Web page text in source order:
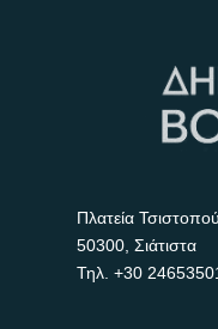
Πλατεία
50300, Σιάτιστα
Τηλ. +30